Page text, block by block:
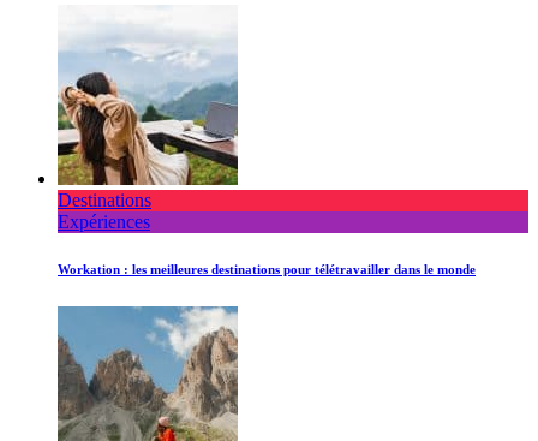
Destinations
Expériences
Workation : les meilleures destinations pour télétravailler dans le monde